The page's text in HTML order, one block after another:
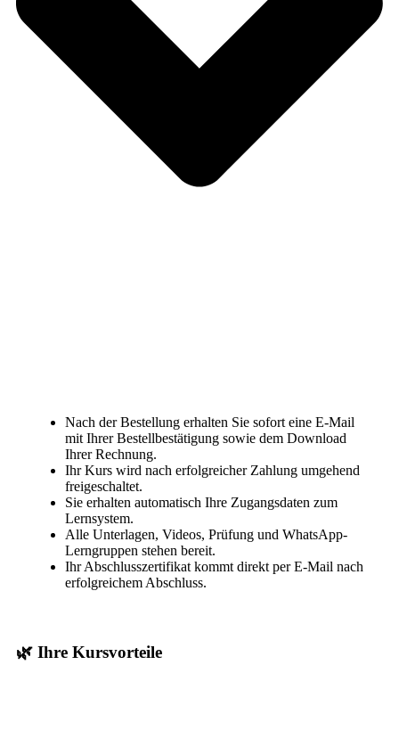
Nach der Bestellung erhalten Sie sofort eine E-Mail
mit Ihrer Bestellbestätigung sowie dem Download
Ihrer Rechnung.
Ihr Kurs wird nach erfolgreicher Zahlung umgehend
freigeschaltet.
Sie erhalten automatisch Ihre Zugangsdaten zum
Lernsystem.
Alle Unterlagen, Videos, Prüfung und WhatsApp-
Lerngruppen stehen bereit.
Ihr Abschlusszertifikat kommt direkt per E-Mail nach
erfolgreichem Abschluss.
🌿 Ihre Kursvorteile